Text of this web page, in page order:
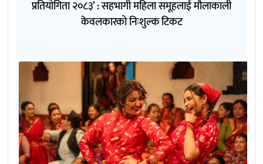
प्रतियोगिता २०८३’ : सहभागी महिला समूहलाई मौलाकाली
केवलकारको निःशुल्क टिकट